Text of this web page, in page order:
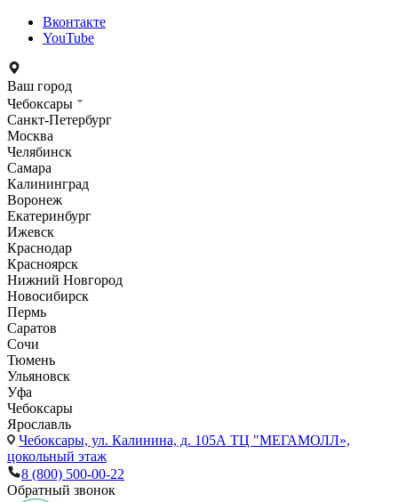
Вконтакте
YouTube
Ваш город
Чебоксары
Санкт-Петербург
Москва
Челябинск
Самара
Калининград
Воронеж
Екатеринбург
Ижевск
Краснодар
Красноярск
Нижний Новгород
Новосибирск
Пермь
Саратов
Сочи
Тюмень
Ульяновск
Уфа
Чебоксары
Ярославль
Чебоксары, ул. Калинина, д. 105А ТЦ "МЕГАМОЛЛ»,
цокольный этаж
8 (800) 500-00-22
Обратный звонок